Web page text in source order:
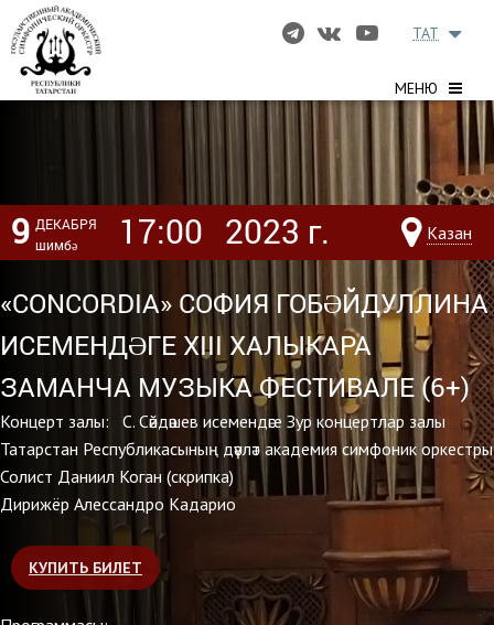
МЕНЮ
TAT
9 ДЕКАБРЯ
шимбә
17:00 2023 г. Казан
«CONCORDIA» СОФИЯ ГОБӘЙДУЛЛИНА
ИСЕМЕНДӘГЕ ХIII ХАЛЫКАРА
ЗАМАНЧА МУЗЫКА ФЕСТИВАЛЕ (6+)
Концерт залы: С. Сәйдәшев исемендәге Зур концертлар залы
Татарстан Республикасының дәүләт академия симфоник оркестры
Солист Даниил Коган (скрипка)
Дирижёр Алессандро Кадарио
КУПИТЬ БИЛЕТ